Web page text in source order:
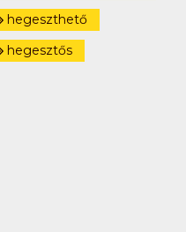
hegeszthető
hegesztős